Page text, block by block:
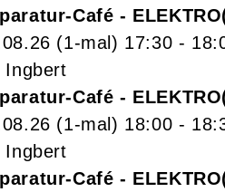
Café - ELEKTRO
(1-mal) 17:30 -
Ingbert
Café - ELEKTRO
(1-mal) 18:00 -
Ingbert
Café - ELEKTRO